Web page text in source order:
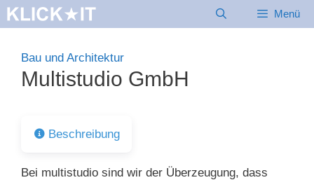
Zum
Inhalt
Menü
Bau und Architektur
Multistudio GmbH
Beschreibung
Bei multistudio sind wir der Überzeugung, dass